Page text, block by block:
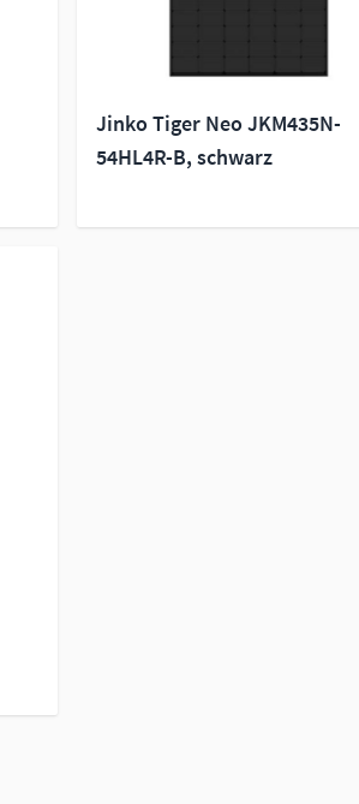
Jinko Tiger Neo JKM435N-
54HL4R-B, schwarz